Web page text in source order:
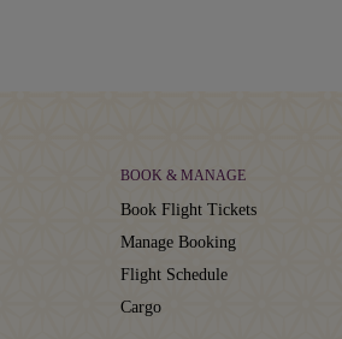
BOOK & MANAGE
Book Flight Tickets
Manage Booking
Flight Schedule
Cargo